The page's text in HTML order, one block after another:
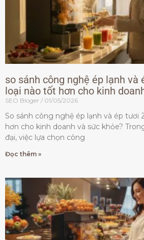
so sánh công nghệ ép lạnh và
loại nào tốt hơn cho kinh
SEO Bloger 01/05/2026
So sánh công nghệ ép lạnh và ép tươi
hơn cho kinh doanh và sức khỏe?
đại, việc lựa chọn công
Đọc thêm »